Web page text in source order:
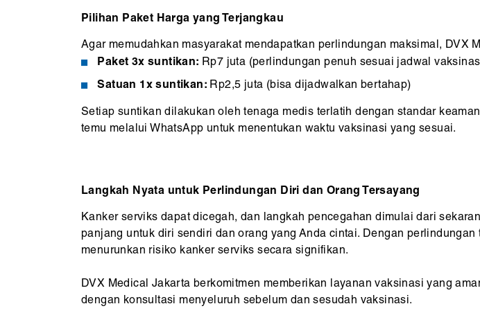
Pilihan Paket Harga yang Terjangkau
Agar memudahkan masyarakat mendapatkan perlindungan maksimal, DVX
Paket 3x suntikan: Rp7 juta (perlindungan penuh sesuai jadwal
Satuan 1x suntikan: Rp2,5 juta (bisa dijadwalkan bertahap)
Setiap suntikan dilakukan oleh tenaga medis terlatih dengan standar
temu melalui WhatsApp untuk menentukan waktu vaksinasi yang sesuai.
Langkah Nyata untuk Perlindungan Diri dan Orang Tersayang
Kanker serviks dapat dicegah, dan langkah pencegahan dimulai dari
panjang untuk diri sendiri dan orang yang Anda cintai. Dengan
menurunkan risiko kanker serviks secara signifikan.
DVX Medical Jakarta berkomitmen memberikan layanan vaksinasi yang
dengan konsultasi menyeluruh sebelum dan sesudah vaksinasi.